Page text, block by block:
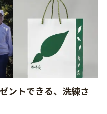
ントできる、洗練さ